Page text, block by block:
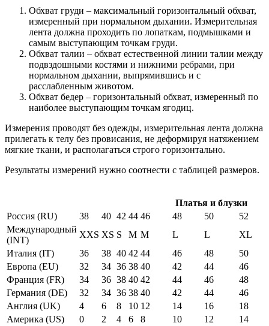
Обхват груди – максимальный горизонтальный обхват,
измеренный при нормальном дыхании. Измерительная
лента должна проходить по лопаткам, подмышками и
самым выступающим точкам груди.
Обхват талии – обхват естественной линии талии между
подвздошными костями и нижними ребрами, при
нормальном дыхании, выпрямившись и с
расслабленным животом.
Обхват бедер – горизонтальный обхват, измеренный по
наиболее выступающим точкам ягодиц.
Измерения проводят без одежды, измерительная лента должна
прилегать к телу без провисания, не деформируя натяжением
мягкие ткани, и располагаться строго горизонтально.
Результаты измерений нужно соотнести с таблицей размеров.
Платья и блузки
Россия (RU)
38 40 42 44 46 48 50
52
Международный
(INT)
XXS XS S M M L L
XL
Италия (IT)
36 38 40 42 44 46 48
50
Европа (EU)
32 34 36 38 40 42 44
46
Франция (FR)
34 36 38 40 42 44 46
48
Германия (DE)
32 34 36 38 40 42 44
46
Англия (UK)
4 6 8 10 12 14 16
18
Америка (US)
0 2 4 6 8 10 12
14